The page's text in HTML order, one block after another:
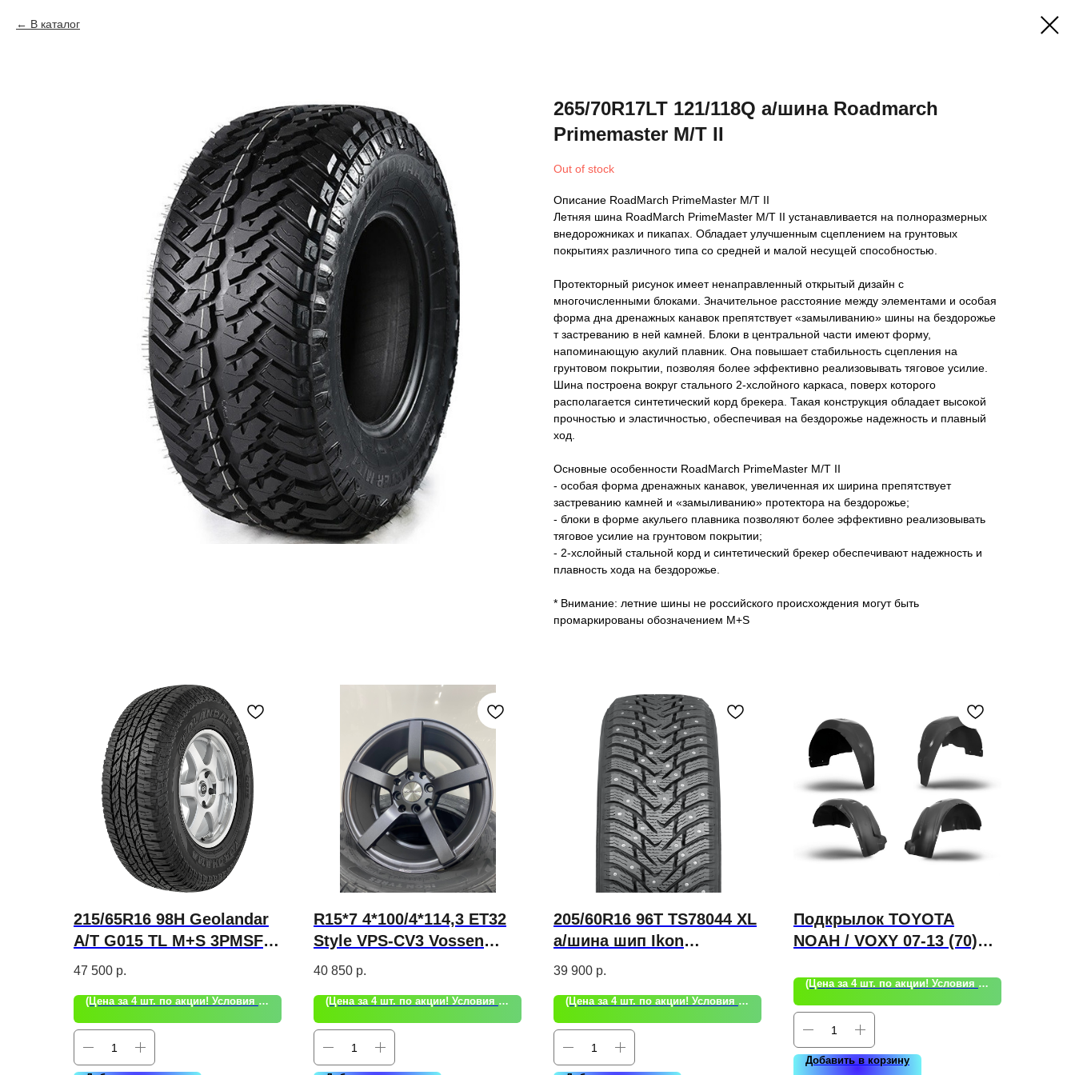
В каталог
265/70R17LT 121/118Q а/шина Roadmarch
Primemaster M/T II
Out of stock
Описание RoadMarch PrimeMaster M/T II
Летняя шина RoadMarch PrimeMaster M/T II устанавливается на полноразмерных
внедорожниках и пикапах. Обладает улучшенным сцеплением на грунтовых
покрытиях различного типа со средней и малой несущей способностью.
Протекторный рисунок имеет ненаправленный открытый дизайн с
многочисленными блоками. Значительное расстояние между элементами и особая
форма дна дренажных канавок препятствует «замыливанию» шины на бездорожье
т застреванию в ней камней. Блоки в центральной части имеют форму,
напоминающую акулий плавник. Она повышает стабильность сцепления на
грунтовом покрытии, позволяя более эффективно реализовывать тяговое усилие.
Шина построена вокруг стального 2-хслойного каркаса, поверх которого
располагается синтетический корд брекера. Такая конструкция обладает высокой
прочностью и эластичностью, обеспечивая на бездорожье надежность и плавный
ход.
Основные особенности RoadMarch PrimeMaster M/T II
- особая форма дренажных канавок, увеличенная их ширина препятствует
застреванию камней и «замыливанию» протектора на бездорожье;
- блоки в форме акульего плавника позволяют более эффективно реализовывать
тяговое усилие на грунтовом покрытии;
- 2-хслойный стальной корд и синтетический брекер обеспечивают надежность и
плавность хода на бездорожье.
* Внимание: летние шины не российского происхождения могут быть
промаркированы обозначением M+S
215/65R16 98H Geolandar
A/T G015 TL M+S 3PMSF
Автошина Yokohama
47 500 р.
(Цена за 4 шт. по акции! Условия акции уточняйте!)
R15*7 4*100/4*114,3 ET32
Style VPS-CV3 Vossen
(G512)
40 850 р.
(Цена за 4 шт. по акции! Условия акции уточняйте!)
205/60R16 96T TS78044 XL
а/шина шип Ikon
Character Ice 8
39 900 р.
(Цена за 4 шт. по акции! Условия акции уточняйте!)
Подкрылок TOYOTA
NOAH / VOXY 07-13 (70)
(Цена за 4 шт. по акции! Условия акции уточняйте!)
Добавить в корзину